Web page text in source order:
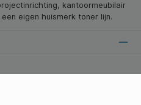
kantoormeubilair
eigen huismerk toner lijn.